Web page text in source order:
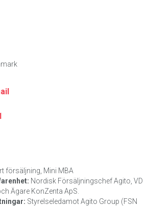
försäljning, Mini MBA
Nordisk Försäljningschef Agito, VD
Ägare KonZenta ApS.
Styrelseledamot Agito Group (FSN